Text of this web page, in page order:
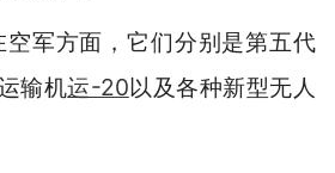
空军方面，它们分别是第五代
输机运-20以及各种新型无人